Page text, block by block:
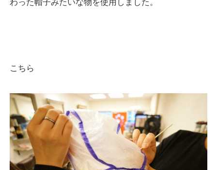
わった帽子みたいな物を使用しました。
こちら